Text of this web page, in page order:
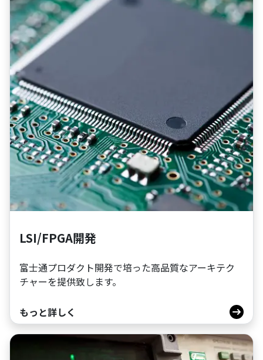
LSI/FPGA開発
富士通プロダクト開発で培った高品質なアーキテク
チャーを提供致します。
もっと詳しく